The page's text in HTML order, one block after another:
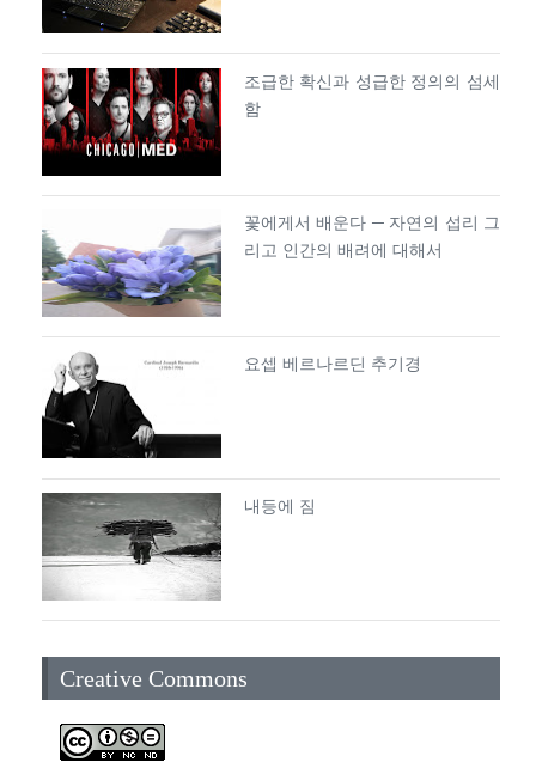
조급한 확신과 성급한 정의의 섬세
함
꽃에게서 배운다 ─ 자연의 섭리 그
리고 인간의 배려에 대해서
요셉 베르나르딘 추기경
내등에 짐
Creative Commons